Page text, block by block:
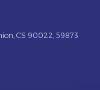
CS 90022, 59873